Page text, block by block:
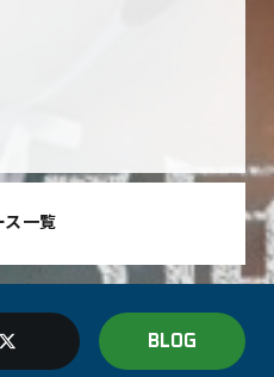
ス一覧
BLOG